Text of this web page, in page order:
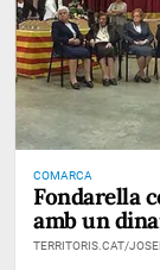
COMARCA
Fondarella
amb un
TERRITORIS.CAT/